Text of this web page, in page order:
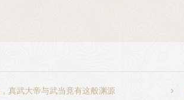
真武大帝与武当竟有这般渊源 